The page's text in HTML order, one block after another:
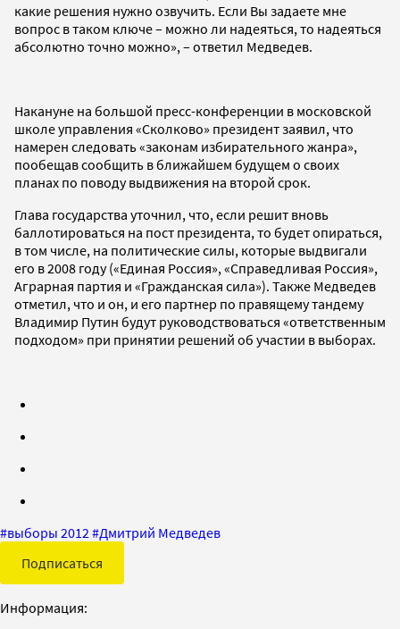
какие решения нужно озвучить. Если Вы задаете мне
вопрос в таком ключе – можно ли надеяться, то надеяться
абсолютно точно можно», – ответил Медведев.
Накануне на большой пресс-конференции в московской
школе управления «Сколково» президент заявил, что
намерен следовать «законам избирательного жанра»,
пообещав сообщить в ближайшем будущем о своих
планах по поводу выдвижения на второй срок.
Глава государства уточнил, что, если решит вновь
баллотироваться на пост президента, то будет опираться,
в том числе, на политические силы, которые выдвигали
его в 2008 году («Единая Россия», «Справедливая Россия»,
Аграрная партия и «Гражданская сила»). Также Медведев
отметил, что и он, и его партнер по правящему тандему
Владимир Путин будут руководствоваться «ответственным
подходом» при принятии решений об участии в выборах.
#выборы 2012 #Дмитрий Медведев
Подписаться
Информация: